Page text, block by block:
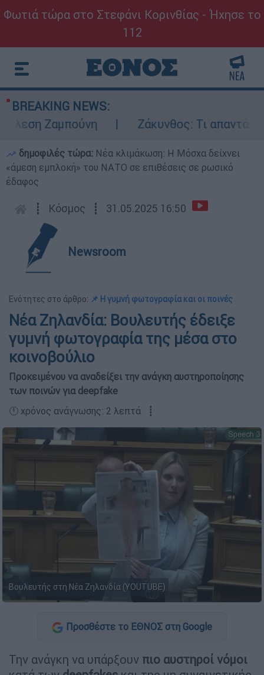
Φωτιά τώρα στο Στεφάνι Κορινθίας - Ήχησε το
112
BREAKING NEWS:
Ζαμπούνη
Ζάκυνθος: Τι απαντά η
δημοφιλές τώρα: Νέα κλιμάκωση: Η Μόσχα δείχνει
«άμεση εμπλοκή» του ΝΑΤΟ σε επιθέσεις σε ρωσικό
έδαφος
┋ Κόσμος ┋ 31.05.2025 16:50
Newsroom
Ενότητες στο άρθρο: 📌 Η γυμνή φωτογραφία και οι ποινές
Νέα Ζηλανδία: Βουλευτής έδειξε
γυμνή φωτογραφία της μέσα στο
κοινοβούλιο
Προκειμένου να αναδείξει την ανάγκη αυστηροποίησης
των ποινών για deepfake
🕛 χρόνος ανάγνωσης: 2 λεπτά ┋
Βουλευτής στη Νέα Ζηλανδία (YOUTUBE)
Προσθέστε το ΕΘΝΟΣ στη Google
Την ανάγκη να υπάρξουν πιο αυστηροί νόμοι